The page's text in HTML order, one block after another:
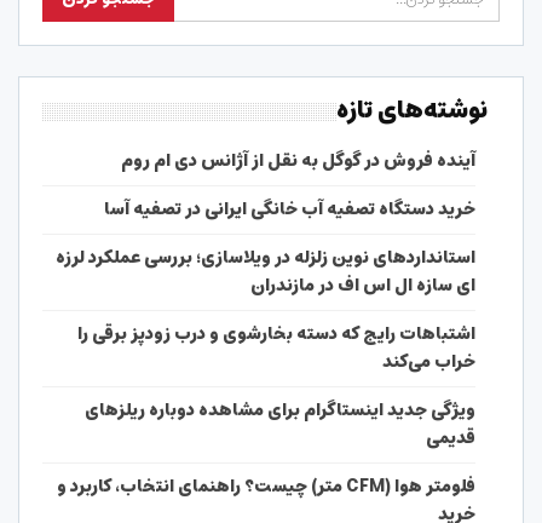
نوشته‌های تازه
آینده فروش در گوگل به نقل از آژانس دی ام روم
خرید دستگاه تصفیه آب خانگی ایرانی در تصفیه آسا
استانداردهای نوین زلزله در ویلاسازی؛ بررسی عملکرد لرزه
ای سازه ال اس اف در مازندران
اشتباهات رایج که دسته بخارشوی و درب زودپز برقی را
خراب می‌کند
ویژگی جدید اینستاگرام برای مشاهده دوباره ریلزهای
قدیمی
فلومتر هوا (CFM متر) چیست؟ راهنمای انتخاب، کاربرد و
خرید